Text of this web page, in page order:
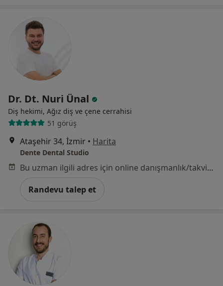
Dr. Dt. Nuri Ünal
Diş hekimi, Ağız diş ve çene cerrahisi
51 görüş
Ataşehir 34, İzmir • Harita
Dente Dental Studio
Bu uzman ilgili adres için online danışmanlık/takvim sunmuyor.
Randevu talep et